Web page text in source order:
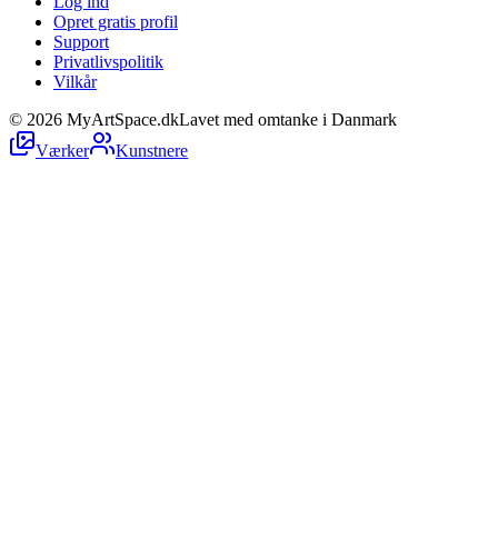
Opret gratis profil
Support
Privatlivspolitik
Vilkår
© 2026 MyArtSpace.dkLavet med omtanke i Danmark
Værker
Kunstnere